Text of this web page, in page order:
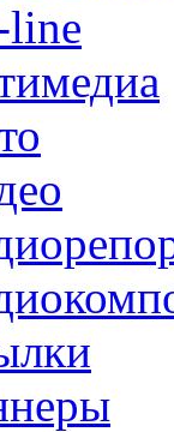
line